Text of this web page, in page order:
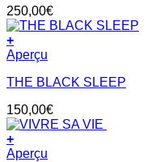
250,00€
+
Aperçu
THE BLACK SLEEP
150,00€
+
Aperçu